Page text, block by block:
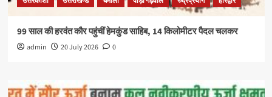
99 साल की हरवंत कौर पहुंचीं हेमकुंड साहिब, 14 किलोमीटर पैदल चलकर
admin 20 July 2026 0